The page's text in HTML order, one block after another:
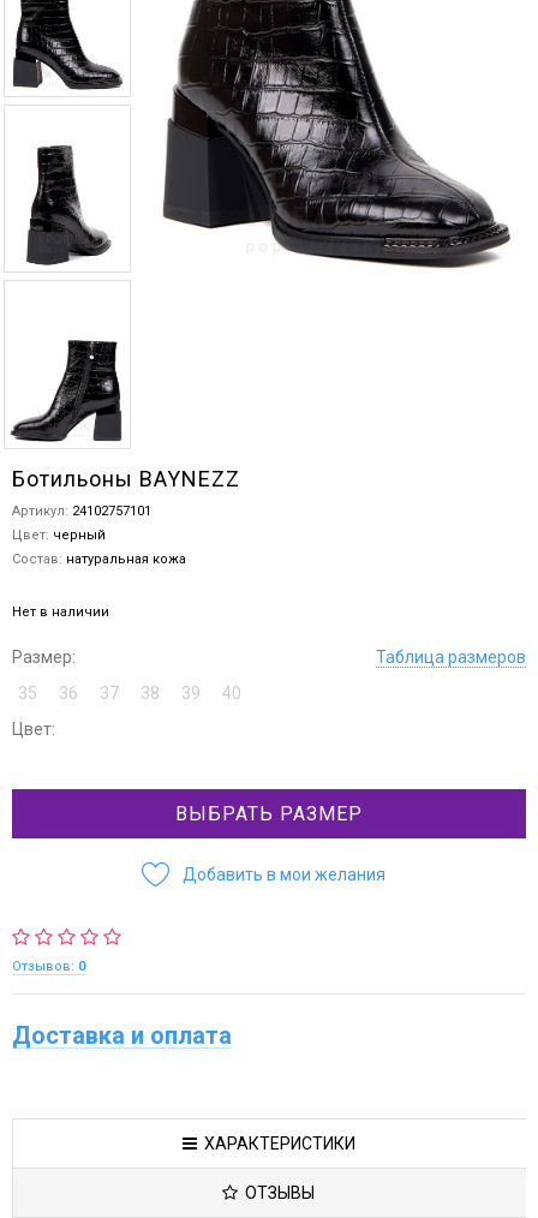
Ботильоны BAYNEZZ
Артикул: 24102757101
Цвет: черный
Состав: натуральная кожа
Нет в наличии
Размер:
Таблица размеров
35
36 37 38 39
40
Цвет:
ВЫБРАТЬ РАЗМЕР
Добавить в мои желания
Отзывов: 0
Доставка и оплата
ХАРАКТЕРИСТИКИ
ОТЗЫВЫ